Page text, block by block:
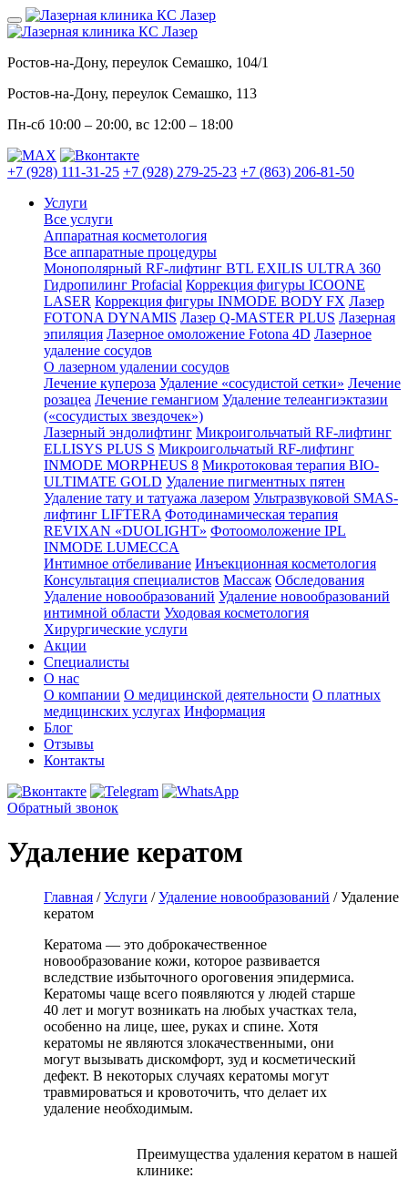
Ростов-на-Дону, переулок Семашко, 104/1
Ростов-на-Дону, переулок Семашко, 113
Пн-сб 10:00 – 20:00, вс 12:00 – 18:00
+7 (928) 111-31-25 +7 (928) 279-25-23 +7 (863) 206-81-50
Услуги
Все услуги
Аппаратная косметология
Все аппаратные процедуры
Монополярный RF-лифтинг BTL EXILIS ULTRA 360
Гидропилинг Profacial Коррекция фигуры ICOONE
LASER Коррекция фигуры INMODE BODY FX Лазер
FOTONA DYNAMIS Лазер Q-MASTER PLUS Лазерная
эпиляция Лазерное омоложение Fotona 4D Лазерное
удаление сосудов
О лазерном удалении сосудов
Лечение купероза Удаление «сосудистой сетки» Лечение
розацеа Лечение гемангиом Удаление телеангиэктазии
(«сосудистых звездочек»)
Лазерный эндолифтинг Микроигольчатый RF-лифтинг
ELLISYS PLUS S Микроигольчатый RF-лифтинг
INMODE MORPHEUS 8 Микротоковая терапия BIO-
ULTIMATE GOLD Удаление пигментных пятен
Удаление тату и татуажа лазером Ультразвуковой SMAS-
лифтинг LIFTERA Фотодинамическая терапия
REVIXAN «DUOLIGHT» Фотоомоложение IPL
INMODE LUMECCA
Интимное отбеливание Инъекционная косметология
Консультация специалистов Массаж Обследования
Удаление новообразований Удаление новообразований
интимной области Уходовая косметология
Хирургические услуги
Акции
Специалисты
О нас
О компании О медицинской деятельности О платных
медицинских услугах Информация
Блог
Отзывы
Контакты
Обратный звонок
Удаление кератом
Главная /Услуги /Удаление новообразований /Удаление
кератом
Кератома — это доброкачественное
новообразование кожи, которое развивается
вследствие избыточного ороговения эпидермиса.
Кератомы чаще всего появляются у людей старше
40 лет и могут возникать на любых участках тела,
особенно на лице, шее, руках и спине. Хотя
кератомы не являются злокачественными, они
могут вызывать дискомфорт, зуд и косметический
дефект. В некоторых случаях кератомы могут
травмироваться и кровоточить, что делает их
удаление необходимым.
Преимущества удаления кератом в нашей
клинике: